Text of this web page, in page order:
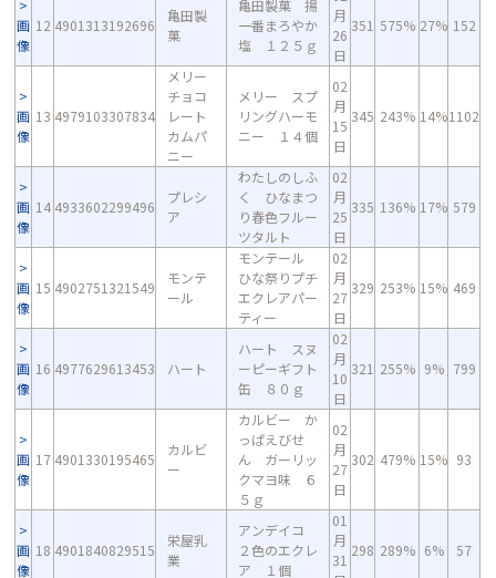
画
像
12 4901313192696
亀田製
菓
亀田製菓 揚
一番まろやか
塩 １２５ｇ
月
26
日
351 575% 27% 152
画
像
13 4979103307834
メリー
チョコ
レート
カムパ
ニー
メリー スプ
リングハーモ
ニー １４個
02
月
15
日
345 243% 14%1102
画
像
14 4933602299496
プレシ
ア
わたしのしふ
く ひなまつ
り春色フルー
ツタルト
02
月
25
日
335 136% 17% 579
画
像
15 4902751321549
モンテ
ール
モンテール
ひな祭りプチ
エクレアパー
ティー
02
月
27
日
329 253% 15% 469
画
像
16 4977629613453 ハート
ハート スヌ
ーピーギフト
缶 ８０ｇ
02
月
10
日
321 255% 9% 799
画
像
17 4901330195465
カルビ
ー
カルビー か
っぱえびせ
ん ガーリッ
クマヨ味 ６
５ｇ
02
月
27
日
302 479% 15% 93
画
像
18 4901840829515
栄屋乳
業
アンデイコ
２色のエクレ
ア １個
01
月
31
298 289% 6% 57